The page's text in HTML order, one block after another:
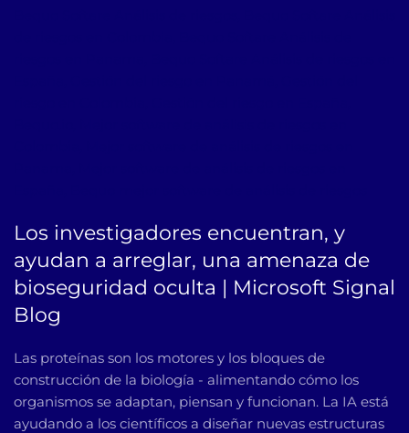
Los investigadores encuentran, y
ayudan a arreglar, una amenaza de
bioseguridad oculta | Microsoft Signal
Blog
Las proteínas son los motores y los bloques de
construcción de la biología - alimentando cómo los
organismos se adaptan, piensan y funcionan. La IA está
ayudando a los científicos a diseñar nuevas estructuras